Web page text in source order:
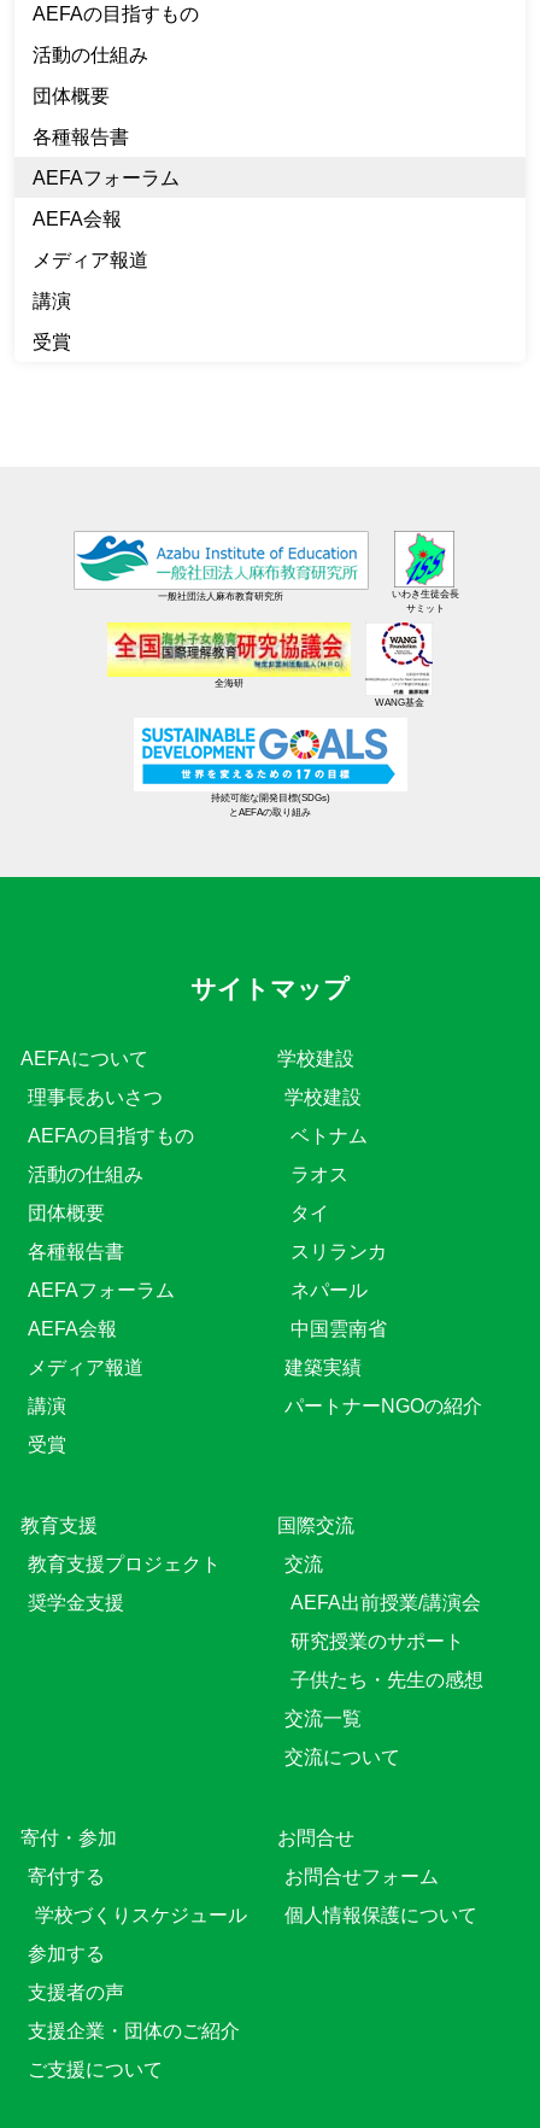
AEFAの目指すもの
活動の仕組み
団体概要
各種報告書
AEFAフォーラム
AEFA会報
メディア報道
講演
受賞
一般社団法人麻布教育研究所
いわき生徒会長
サミット
全海研
WANG基金
持続可能な開発目標(SDGs)
とAEFAの取り組み
サイトマップ
AEFAについて
理事長あいさつ
AEFAの目指すもの
活動の仕組み
団体概要
各種報告書
AEFAフォーラム
AEFA会報
メディア報道
講演
受賞
学校建設
学校建設
ベトナム
ラオス
タイ
スリランカ
ネパール
中国雲南省
建築実績
パートナーNGOの紹介
教育⽀援
教育⽀援プロジェクト
奨学金支援
国際交流
交流
AEFA出前授業/講演会
研究授業のサポート
子供たち・先生の感想
交流一覧
交流について
寄付・参加
寄付する
学校づくりスケジュール
参加する
支援者の声
支援企業・団体のご紹介
ご支援について
お問合せ
お問合せフォーム
個人情報保護について